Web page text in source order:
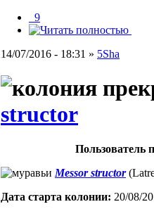
_9
14/07/2016 - 18:31 » 5Sha
structor
Пользователь
Messor structor
Дата старта кoлонии: 20/08/